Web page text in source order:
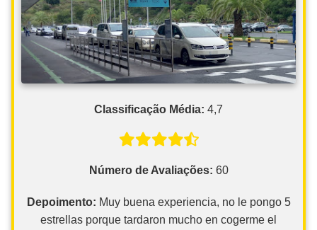
Classificação Média: 4,7
Número de Avaliações: 60
Depoimento: Muy buena experiencia, no le pongo 5
estrellas porque tardaron mucho en cogerme el